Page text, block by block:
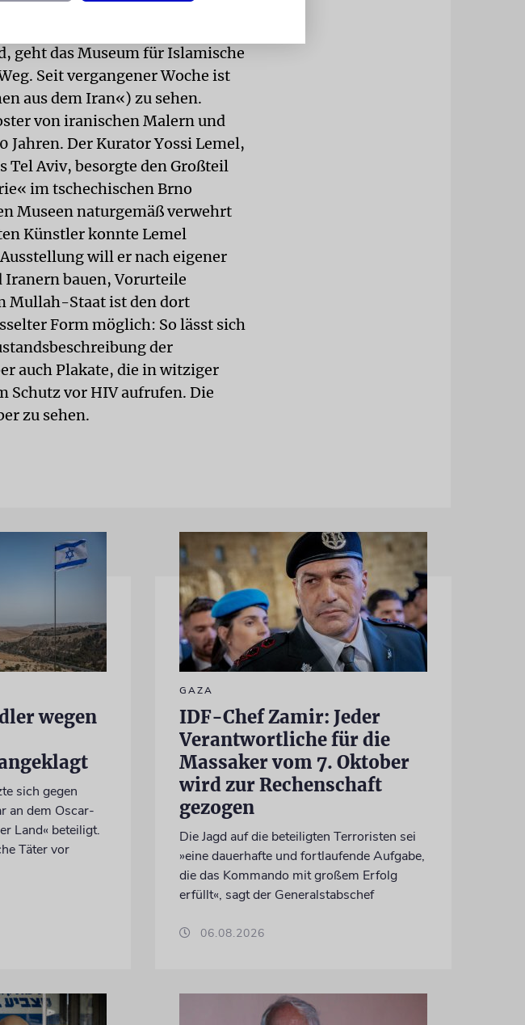
gezeigt wird, in
geht das Museum für Islamische
Seit vergangener Woche ist
aus dem Iran«) zu sehen.
von iranischen Malern und
Jahren. Der Kurator Yossi Lemel,
Tel Aviv, besorgte den Großteil
im tschechischen Brno
Museen naturgemäß verwehrt
Künstler konnte Lemel
will er nach eigener
Iranern bauen, Vorurteile
Mullah-Staat ist den dort
Form möglich: So lässt sich
der
auch Plakate, die in witziger
Schutz vor HIV aufrufen. Die
zu sehen.
wegen
sich gegen
an dem Oscar-
Land« beteiligt.
Täter vor
GAZA
IDF-Chef Zamir: Jeder
Verantwortliche für die
Massaker vom 7. Oktober
wird zur Rechenschaft
gezogen
Die Jagd auf die beteiligten Terroristen sei
»eine dauerhafte und fortlaufende Aufgabe,
die das Kommando mit großem Erfolg
erfüllt«, sagt der Generalstabschef
06.08.2026